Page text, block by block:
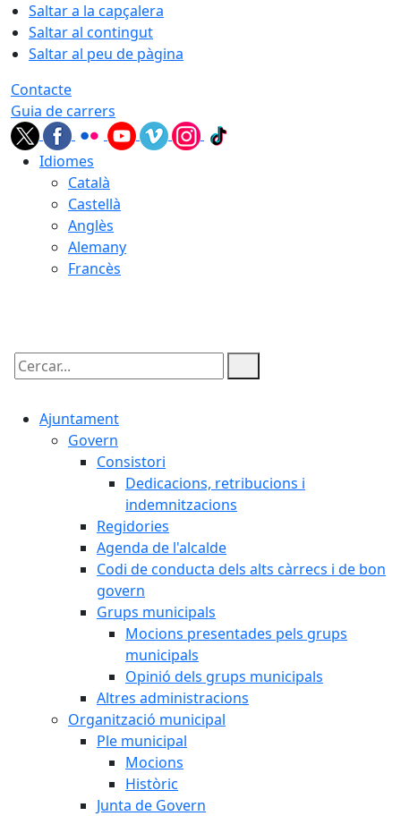
Saltar a la capçalera
Saltar al contingut
Saltar al peu de pàgina
Contacte
Guia de carrers
Idiomes
Català
Castellà
Anglès
Alemany
Francès
Cercar:
Ajuntament
Govern
Consistori
Dedicacions, retribucions i
indemnitzacions
Regidories
Agenda de l'alcalde
Codi de conducta dels alts càrrecs i de bon
govern
Grups municipals
Mocions presentades pels grups
municipals
Opinió dels grups municipals
Altres administracions
Organització municipal
Ple municipal
Mocions
Històric
Junta de Govern